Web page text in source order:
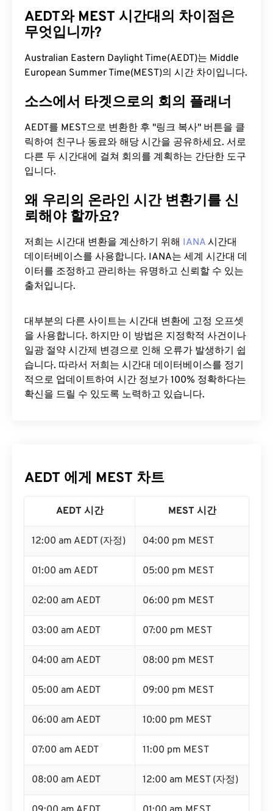
AEDT와 MEST 시간대의 차이점은
무엇입니까?
Australian Eastern Daylight Time(AEDT)는 Middle
European Summer Time(MEST)의 시간 차이입니다.
소스에서 타겟으로의 회의 플래너
AEDT를 MEST으로 변환한 후 "링크 복사" 버튼을 클
릭하여 친구나 동료와 해당 시간을 공유하세요. 서로
다른 두 시간대에 걸쳐 회의를 계획하는 간단한 도구
입니다.
왜 우리의 온라인 시간 변환기를 신
뢰해야 할까요?
저희는 시간대 변환을 계산하기 위해 IANA 시간대
데이터베이스를 사용합니다. IANA는 세계 시간대 데
이터를 조정하고 관리하는 유명하고 신뢰할 수 있는
출처입니다.
대부분의 다른 사이트는 시간대 변환에 ​​고정 오프셋
을 사용합니다. 하지만 이 방법은 지정학적 사건이나
일광 절약 시간제 변경으로 인해 오류가 발생하기 쉽
습니다. 따라서 저희는 시간대 데이터베이스를 정기
적으로 업데이트하여 시간 정보가 100% 정확하다는
확신을 드릴 수 있도록 노력하고 있습니다.
AEDT 에게 MEST 차트
AEDT 시간 MEST 시간
12:00 am AEDT (자정) 04:00 pm MEST
01:00 am AEDT 05:00 pm MEST
02:00 am AEDT 06:00 pm MEST
03:00 am AEDT 07:00 pm MEST
04:00 am AEDT 08:00 pm MEST
05:00 am AEDT 09:00 pm MEST
06:00 am AEDT 10:00 pm MEST
07:00 am AEDT 11:00 pm MEST
08:00 am AEDT 12:00 am MEST (자정)